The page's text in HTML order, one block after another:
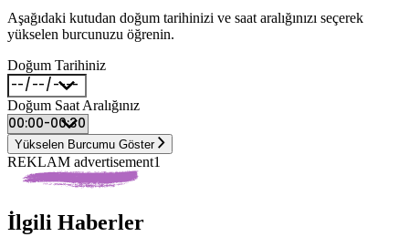
Aşağıdaki kutudan doğum tarihinizi ve saat aralığınızı seçerek
yükselen burcunuzu öğrenin.
Doğum Tarihiniz
Doğum Saat Aralığınız
Yükselen Burcumu Göster
REKLAM advertisement1
İlgili Haberler